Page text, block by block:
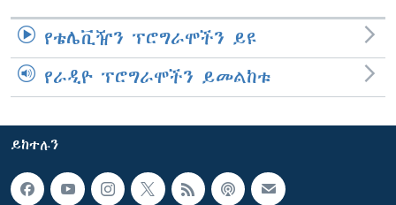
የቴሌቪዥን ፕሮግራሞችን ይዩ
የራዲዮ ፕሮግራሞችን ይመልከቱ
ይከተሉን